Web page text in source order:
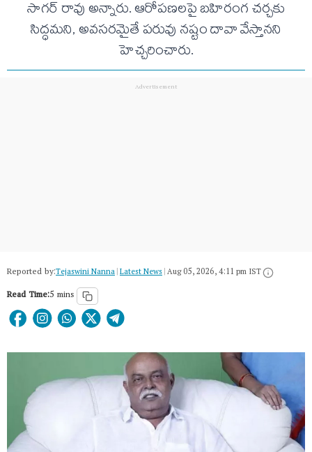
సాగర్ రావు అన్నారు. ఆరోపణలపై బహిరంగ చర్చకు
సిద్ధమని, అవసరమైతే పరువు నష్టం దావా వేస్తానని
హెచ్చరించారు.
Reported by:Tejaswini Nanna|Latest News|Aug 05, 2026, 4:11 pm IST
Read Time:5 mins